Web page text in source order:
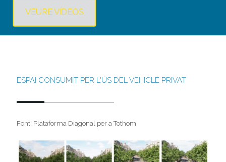
VEURE VÍDEOS
ESPAI CONSUMIT PER L'ÚS DEL VEHICLE PRIVAT
Font: Plataforma Diagonal per a Tothom